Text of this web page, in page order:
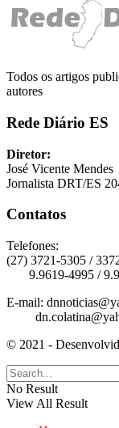
Todos os artigos
autores
Rede Diário ES
Diretor:
José Vicente Mendes
Jornalista DRT/ES
Contatos
Telefones:
(27) 3721-5305 /
9.9619-4995 /
E-mail:
© 2021 -
No Result
View All Result